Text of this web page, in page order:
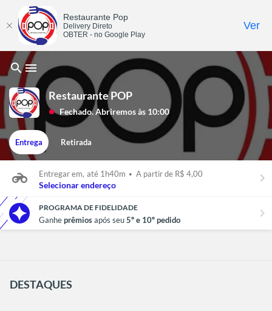
searchmenu
Restaurante POP
lens Fechado. Abriremos às 10:00
Entrega Retirada
Entregar em, até 1h40m • A partir de R$ 4,00
Selecionar endereço keyboard_arrow_right
PROGRAMA DE FIDELIDADE
Ganheprêmiosapós seu5º e 10º pedido chevron_right
DESTAQUES
Restaurante Pop
Delivery Direto
OBTER - no Google Play
Ver